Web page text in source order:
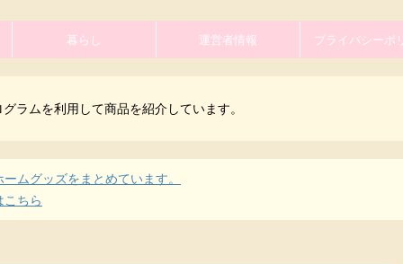
暮らし 運営者情報 プライバシーポ
ラムを利用して商品を紹介しています。
ムグッズをまとめています。
ちら